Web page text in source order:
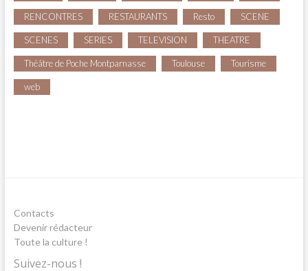
RENCONTRES RESTAURANTS Resto SCENE
SCENES SERIES TELEVISION THEATRE
Théâtre de Poche Montparnasse Toulouse Tourisme
web
Contacts
Devenir rédacteur
Toute la culture !
Suivez-nous !